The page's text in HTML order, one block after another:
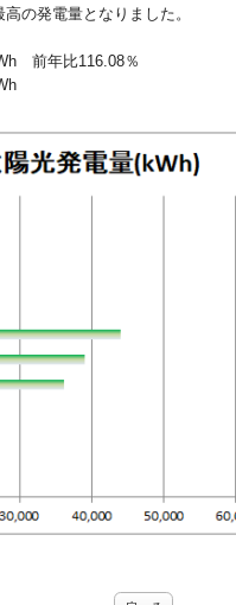
の発電量となりました。
前年比116.08％